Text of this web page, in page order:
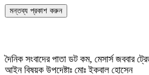
দৈনিক সংবাদের পাতা ডট কম, মেসার্স জববার
আইন বিষয়ক উপদেষ্টাঃ মোঃ ইকবাল হোসেন